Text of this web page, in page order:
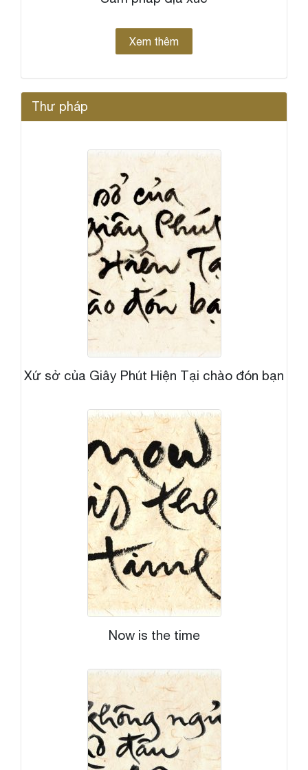
Xem thêm
Thư pháp
Xứ sở của Giây Phút Hiện Tại chào đón bạn
Now is the time